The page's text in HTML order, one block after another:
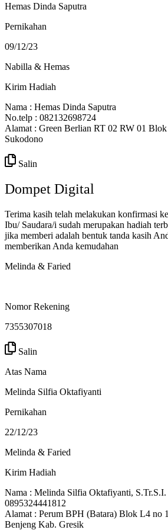
Hemas Dinda Saputra
Pernikahan
09/12/23
Nabilla & Hemas
Kirim Hadiah
Nama : Hemas Dinda Saputra
No.telp : 082132698724
Alamat : Green Berlian RT 02 RW 01
Sukodono
Salin
Dompet Digital
Terima kasih telah melakukan konfirmasi
Ibu/ Saudara/i sudah merupakan hadiah
jika memberi adalah bentuk tanda kasih
memberikan Anda kemudahan
Melinda & Faried
Nomor Rekening
7355307018
Salin
Atas Nama
Melinda Silfia Oktafiyanti
Pernikahan
22/12/23
Melinda & Faried
Kirim Hadiah
Nama : Melinda Silfia Oktafiyanti,
0895324441812
Alamat : Perum BPH (Batara) Blok L4 no
Benjeng Kab. Gresik